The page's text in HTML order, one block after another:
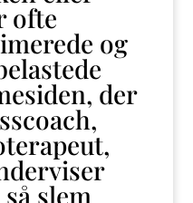
ofte
og
der
slem